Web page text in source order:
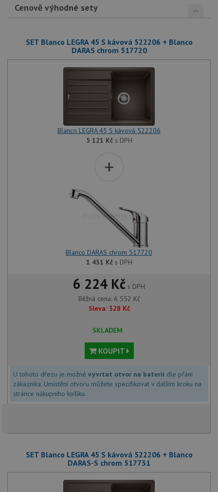
Cenově výhodné sety
SET Blanco LEGRA 45 S kávová 522206 + Blanco
DARAS chrom 517720
Blanco LEGRA 45 S kávová 522206
5 121 Kčs DPH
+
Blanco DARAS chrom 517720
1 431 Kčs DPH
6 224 Kč s DPH
Běžná cena: 6 552 Kč
Sleva: 328 Kč
SKLADEM
KOUPIT
U tohoto dřezu je možné vyvrtat otvor na baterii dle přání
zákazníka. Umístění otvoru můžete specifikovat v dalším kroku na
stránce nákupního košíku.
SET Blanco LEGRA 45 S kávová 522206 + Blanco
DARAS-S chrom 517731